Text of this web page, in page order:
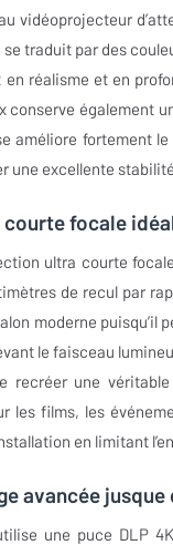
vidéoprojecteur
traduit par des
en réalisme et en
conserve également
améliore fortement
une excellente
focale
ultra courte
de recul par
moderne puisqu’il
le faisceau
recréer une
les films, les
en limitant
avancée
une puce DLP